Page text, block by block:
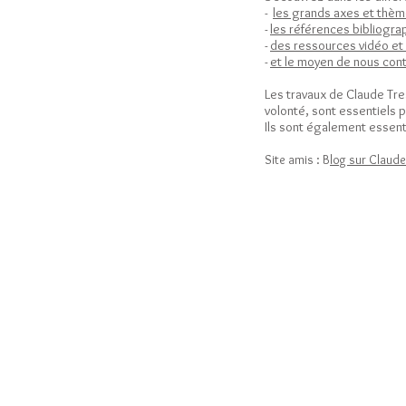
- les grands axes et
-les références
-des ressources vidéo
-et le moyen de nous
Les travaux de Claude
volonté, sont essentiels
Ils sont également
Site amis : Blog sur